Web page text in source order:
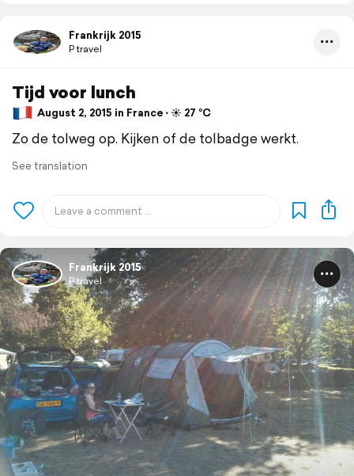
Frankrijk 2015
P travel
Tijd voor lunch
August 2, 2015 in France ⋅ ☀️ 27 °C
Zo de tolweg op. Kijken of de tolbadge werkt.
See translation
Frankrijk 2015
P travel